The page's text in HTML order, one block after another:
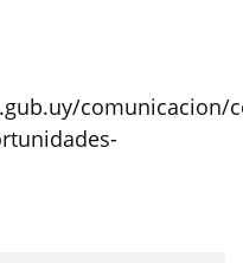
comunicacion/